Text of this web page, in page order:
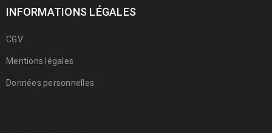
INFORMATIONS LÉGALES
CGV
Mentions légales
Données personnelles